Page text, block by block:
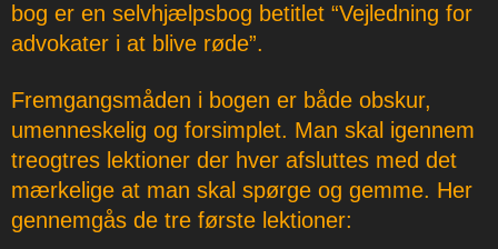
bog er en selvhjælpsbog betitlet “Vejledning for
advokater i at blive røde”.
Fremgangsmåden i bogen er både obskur,
umenneskelig og forsimplet. Man skal igennem
treogtres lektioner der hver afsluttes med det
mærkelige at man skal spørge og gemme. Her
gennemgås de tre første lektioner: